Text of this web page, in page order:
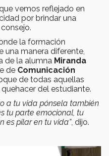
vemos reflejado en
por brindar una
la formación
una manera diferente,
de la alumna Miranda
de Comunicación
de todas aquellas
del estudiante.
a tu vida pónsela también
tu parte emocional, tu
es pilar en tu vida”, dijo.